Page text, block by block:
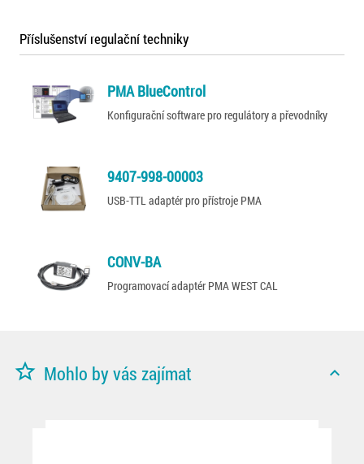
Příslušenství regulační techniky
PMA BlueControl
Konfigurační software pro regulátory a převodníky
9407-998-00003
USB-TTL adaptér pro přístroje PMA
CONV-BA
Programovací adaptér PMA WEST CAL
star_border Mohlo by vás zajímat expand_less